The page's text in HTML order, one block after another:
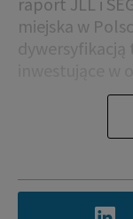
miejska w
mocniej
ogółem 11%